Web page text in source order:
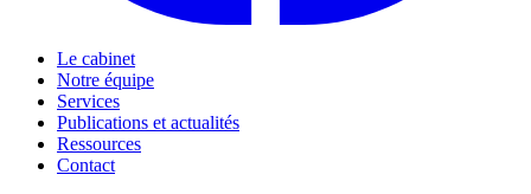
Le cabinet
Notre équipe
Services
Publications et actualités
Ressources
Contact